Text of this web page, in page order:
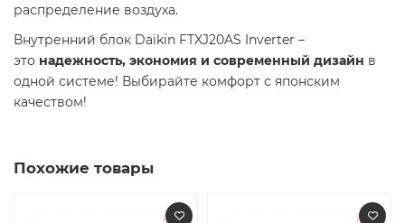
распределение воздуха.
Внутренний блок Daikin FTXJ20AS Inverter –
это надежность, экономия и современный дизайн в
одной системе! Выбирайте комфорт с японским
качеством!
Похожие товары